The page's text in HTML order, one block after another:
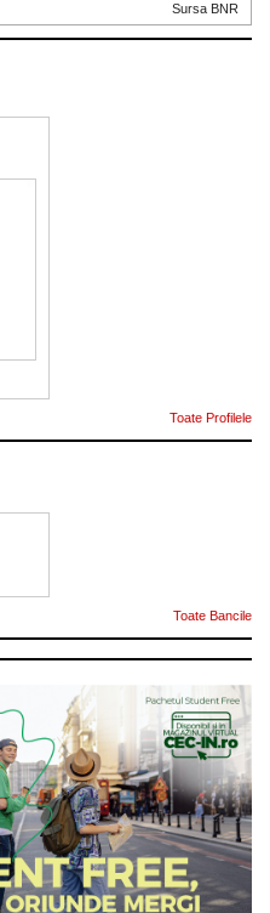
Sursa BNR
Toate Profilele
Toate Bancile